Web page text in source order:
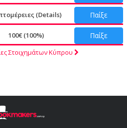
(Details) Παίξε
100€ (100%) Παίξε
Στοιχημάτων Κύπρου